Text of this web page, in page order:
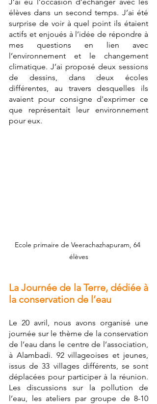
J’ai eu l’occasion d’échanger avec les
élèves dans un second temps. J’ai été
surprise de voir à quel point ils étaient
actifs et enjoués à l’idée de répondre à
mes questions en lien avec
l’environnement et le changement
climatique. J’ai proposé deux sessions
de dessins, dans deux écoles
différentes, au travers desquelles ils
avaient pour consigne d'exprimer ce
que représentait leur environnement
pour eux.
Ecole primaire de Veerachazhapuram, 64
élèves
La Journée de la Terre, dédiée à
la conservation de l’eau
Le 20 avril, nous avons organisé une
journée sur le thème de la conservation
de l’eau dans le centre de l’association,
à Alambadi. 92 villageoises et jeunes,
issus de 33 villages différents, se sont
déplacées pour participer à la réunion.
Les discussions sur la pollution de
l’eau, les ateliers par groupe de 8-10